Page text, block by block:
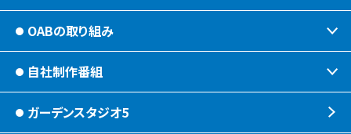
会社情報
OABからのお知らせ
OABのMVV
OABの取り組み
ほっとな、じもっと！【地熱TV OAB】
食後の油大カイシュウ
自社制作番組
じもっと！OITA
ガーデンスタジオ5